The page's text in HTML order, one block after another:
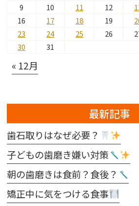
9
10 11 12
16
17 18 19
23
24 25 26
30
31
« 12月
最新記事
歯石取りはなぜ必要？
子どもの歯磨き嫌い対策
朝の歯磨きは食前？食後？
矯正中に気をつける食事